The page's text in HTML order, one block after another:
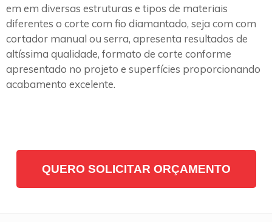
em em diversas estruturas e tipos de materiais
diferentes o corte com fio diamantado, seja com com
cortador manual ou serra, apresenta resultados de
altíssima qualidade, formato de corte conforme
apresentado no projeto e superfícies proporcionando
acabamento excelente.
QUERO SOLICITAR ORÇAMENTO